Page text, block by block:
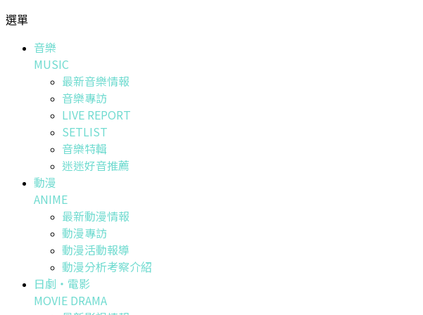
選單
音樂
MUSIC
最新音樂情報
音樂專訪
LIVE REPORT
SETLIST
音樂特輯
迷迷好音推薦
動漫
ANIME
最新動漫情報
動漫專訪
動漫活動報導
動漫分析考察介紹
日劇・電影
MOVIE DRAMA